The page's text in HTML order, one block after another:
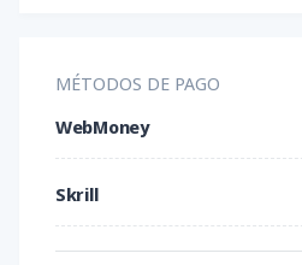
MÉTODOS DE PAGO
WebMoney
Skrill